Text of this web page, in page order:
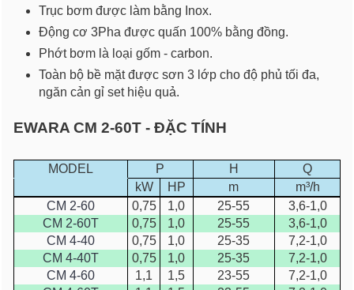
Trục bơm được làm bằng Inox.
Động cơ 3Pha được quấn 100% bằng đồng.
Phớt bơm là loại gốm - carbon.
Toàn bộ bề mặt được sơn 3 lớp cho độ phủ tối đa,
ngăn cản gỉ set hiệu quả.
EWARA CM 2-60T - ĐẶC TÍNH
MODEL P H
Q
kW HP m
m³/h
CM 2-60
0,75 1,0 25-55
3,6-1,0
CM 2-60T
0,75 1,0 25-55
3,6-1,0
CM 4-40
0,75 1,0 25-35
7,2-1,0
CM 4-40T
0,75 1,0 25-35
7,2-1,0
CM 4-60
1,1 1,5 23-55
7,2-1,0